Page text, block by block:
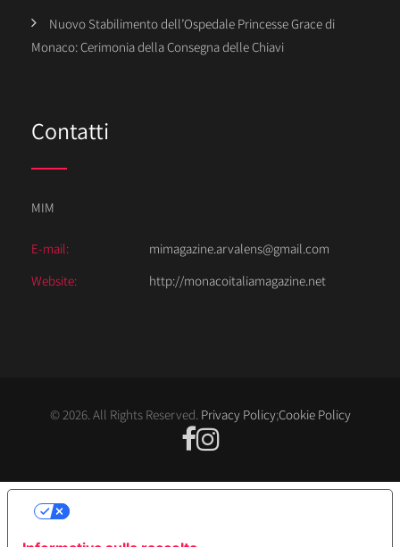
Nuovo Stabilimento dell’Ospedale Princesse Grace di
Monaco: Cerimonia della Consegna delle Chiavi
Contatti
MIM
E-mail:
mimagazine.arvalens@gmail.com
Website:
http://monacoitaliamagazine.net
© 2026. All Rights Reserved. Privacy Policy;Cookie Policy